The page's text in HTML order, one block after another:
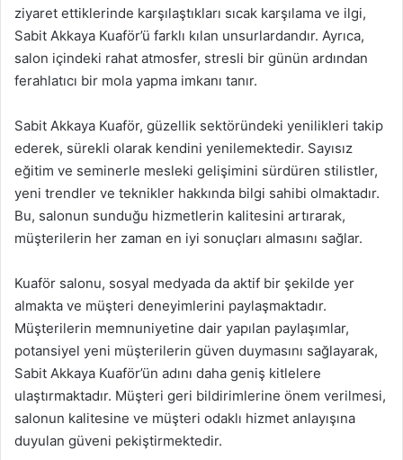
ziyaret ettiklerinde karşılaştıkları sıcak karşılama ve ilgi,
Sabit Akkaya Kuaför’ü farklı kılan unsurlardandır. Ayrıca,
salon içindeki rahat atmosfer, stresli bir günün ardından
ferahlatıcı bir mola yapma imkanı tanır.
Sabit Akkaya Kuaför, güzellik sektöründeki yenilikleri takip
ederek, sürekli olarak kendini yenilemektedir. Sayısız
eğitim ve seminerle mesleki gelişimini sürdüren stilistler,
yeni trendler ve teknikler hakkında bilgi sahibi olmaktadır.
Bu, salonun sunduğu hizmetlerin kalitesini artırarak,
müşterilerin her zaman en iyi sonuçları almasını sağlar.
Kuaför salonu, sosyal medyada da aktif bir şekilde yer
almakta ve müşteri deneyimlerini paylaşmaktadır.
Müşterilerin memnuniyetine dair yapılan paylaşımlar,
potansiyel yeni müşterilerin güven duymasını sağlayarak,
Sabit Akkaya Kuaför’ün adını daha geniş kitlelere
ulaştırmaktadır. Müşteri geri bildirimlerine önem verilmesi,
salonun kalitesine ve müşteri odaklı hizmet anlayışına
duyulan güveni pekiştirmektedir.